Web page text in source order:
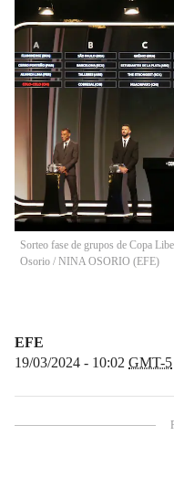
Sorteo fase de grupos de Copa
Osorio / NINA OSORIO (EFE)
EFE
19/03/2024 - 10:02 GMT-5